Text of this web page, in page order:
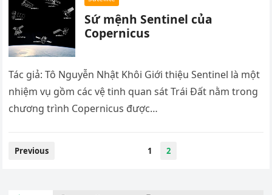
Sứ mệnh Sentinel của
Copernicus
Tác giả: Tô Nguyễn Nhật Khôi Giới thiệu Sentinel là một
nhiệm vụ gồm các vệ tinh quan sát Trái Đất nằm trong
chương trình Copernicus được…
Previous 1 2